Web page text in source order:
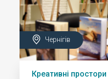
Чернігів
Креативні простори